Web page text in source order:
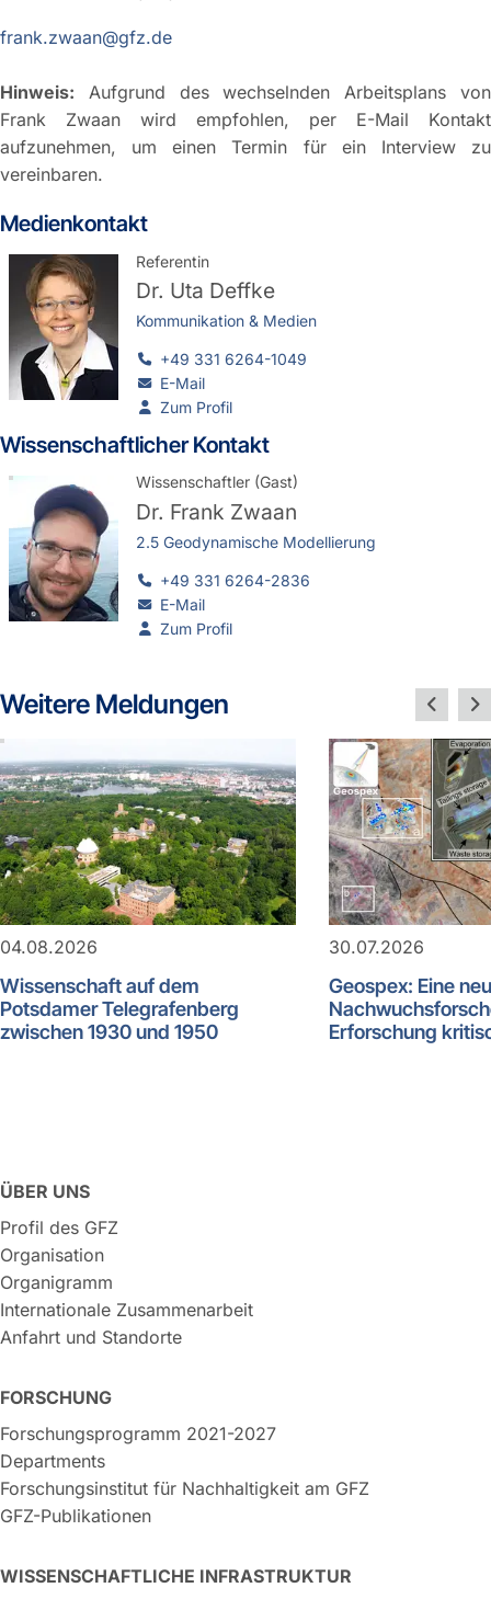
frank.zwaan@gfz.de
Hinweis: Aufgrund des wechselnden Arbeitsplans von
Frank Zwaan wird empfohlen, per E-Mail Kontakt
aufzunehmen, um einen Termin für ein Interview zu
vereinbaren.
Medienkontakt
Referentin
Dr. Uta Deffke
Kommunikation & Medien
+49 331 6264-1049
E-Mail
Zum Profil
Wissenschaftlicher Kontakt
Wissenschaftler (Gast)
Dr. Frank Zwaan
2.5 Geodynamische Modellierung
+49 331 6264-2836
E-Mail
Zum Profil
Weitere Meldungen
04.08.2026
Wissenschaft auf dem
Potsdamer Telegrafenberg
zwischen 1930 und 1950
30.07.2026
Geospex: Eine
Erforschung
ÜBER UNS
Profil des GFZ
Organisation
Organigramm
Internationale Zusammenarbeit
Anfahrt und Standorte
FORSCHUNG
Forschungsprogramm 2021-2027
Departments
Forschungsinstitut für Nachhaltigkeit am GFZ
GFZ-Publikationen
WISSENSCHAFTLICHE INFRASTRUKTUR